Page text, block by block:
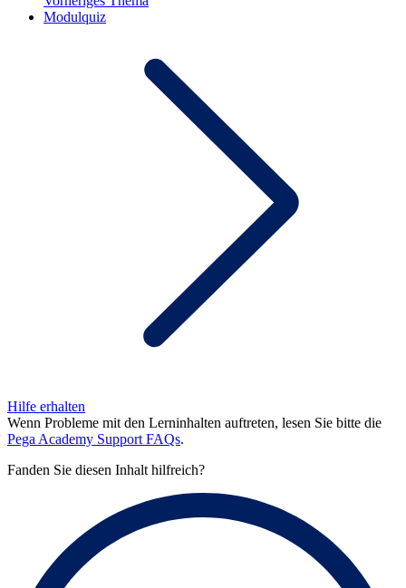
Modulquiz
Hilfe erhalten
Wenn Probleme mit den Lerninhalten auftreten, lesen Sie bitte die
Pega Academy Support FAQs.
Fanden Sie diesen Inhalt hilfreich?